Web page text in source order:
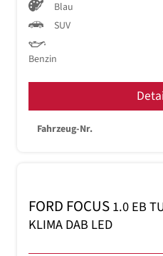
Blau
SUV
Benzin
Fahrzeug-Nr.
FORD FOCUS1.0 EB
KLIMA DAB LED